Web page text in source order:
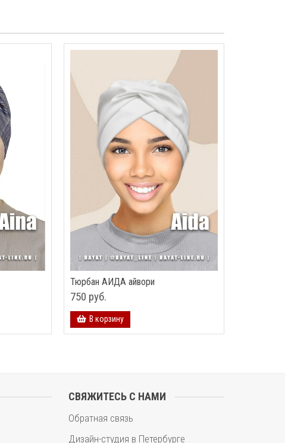
Тюрбан АИДА айвори
750 руб.
В корзину
СВЯЖИТЕСЬ С НАМИ
Обратная связь
Дизайн-студия в Петербурге